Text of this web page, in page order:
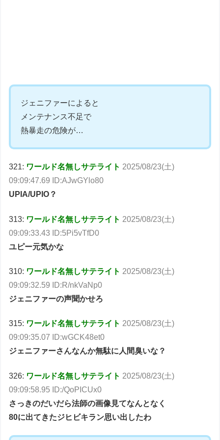
ジェニファーによると
メンテナンス不足で
熱暴走の危険が…
321: ワールド名無しサテライト 2025/08/23(土)
09:09:47.69 ID:AJwGYlo80
UPIA/UPIO？
313: ワールド名無しサテライト 2025/08/23(土)
09:09:33.43 ID:5Pi5vTfD0
ユピー元気かな
310: ワールド名無しサテライト 2025/08/23(土)
09:09:32.59 ID:R/nkVaNp0
ジェニファーの声聞かせろ
315: ワールド名無しサテライト 2025/08/23(土)
09:09:35.07 ID:wGCK48et0
ジェニファーさんなんか無駄に人間臭いな？
326: ワールド名無しサテライト 2025/08/23(土)
09:09:58.95 ID:/QoPICUx0
さっきのだいだら法師の画像見てなんとなく
80に出てきたジヒビキラン思い出したわ